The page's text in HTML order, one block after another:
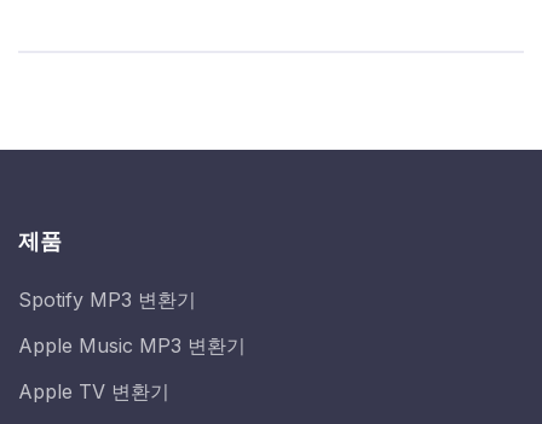
제품
Spotify MP3 변환기
Apple Music MP3 변환기
Apple TV 변환기